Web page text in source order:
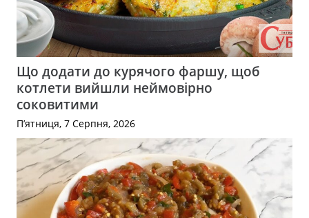
Що додати до курячого фаршу, щоб
котлети вийшли неймовірно
соковитими
П’ятниця, 7 Серпня, 2026